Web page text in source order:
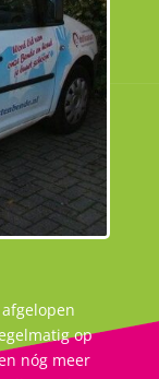
op
nóg meer